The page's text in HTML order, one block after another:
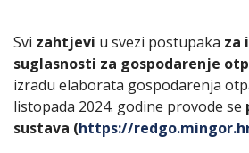
Svi zahtjevi u svezi postupaka za
suglasnosti za gospodarenje
izradu elaborata gospodarenja
listopada 2024. godine provode se
sustava (https://